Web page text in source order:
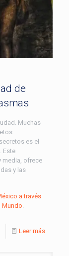
de
Muchas
es el
Este
media, ofrece
y las
a través
Mundo
Leer más